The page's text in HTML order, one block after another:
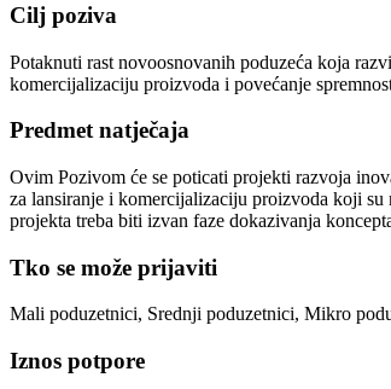
Cilj poziva
Potaknuti rast novoosnovanih poduzeća koja
komercijalizaciju proizvoda i povećanje
Predmet natječaja
Ovim Pozivom će se poticati projekti razvoja
za lansiranje i komercijalizaciju proizvoda koji
projekta treba biti izvan faze dokazivanja
Tko se može prijaviti
Mali poduzetnici, Srednji poduzetnici, Mikro
Iznos potpore